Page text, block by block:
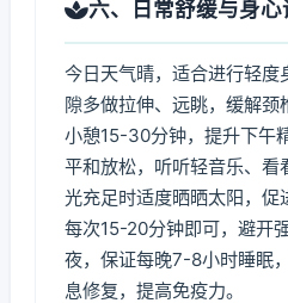
六、日常舒缓与身心
今日天气晴，适合进行轻度
隙多做拉伸、远眺，缓解
小憩15-30分钟，提升下午
平和放松，听听轻音乐、看
光充足时适度晒晒太阳，促
每次15-20分钟即可，避开
夜，保证每晚7-8小时睡眠
息修复，提高免疫力。